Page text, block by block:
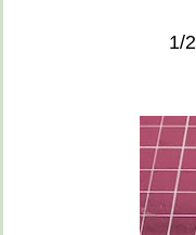
מדביקים 3 פסי וואשיטיפ מקבילים לצד הארוך של הכרטיס במרחק של בערך "1/2